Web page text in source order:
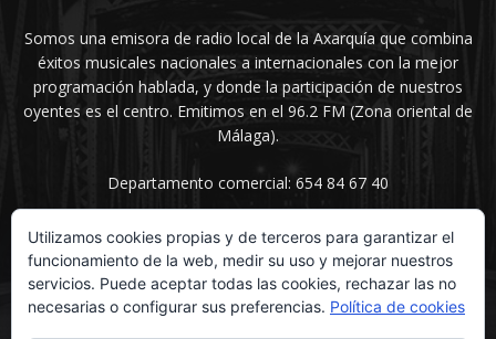
Somos una emisora de radio local de la Axarquía que combina
éxitos musicales nacionales a internacionales con la mejor
programación hablada, y donde la participación de nuestros
oyentes es el centro. Emitimos en el 96.2 FM (Zona oriental de
Málaga).
Departamento comercial: 654 84 67 40
SÍGUENOS
Utilizamos cookies propias y de terceros para garantizar el
funcionamiento de la web, medir su uso y mejorar nuestros
servicios. Puede aceptar todas las cookies, rechazar las no
necesarias o configurar sus preferencias. Política de cookies